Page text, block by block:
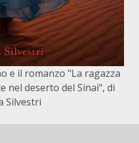
e il romanzo "La ragazza
nel deserto del Sinai", di
Silvestri